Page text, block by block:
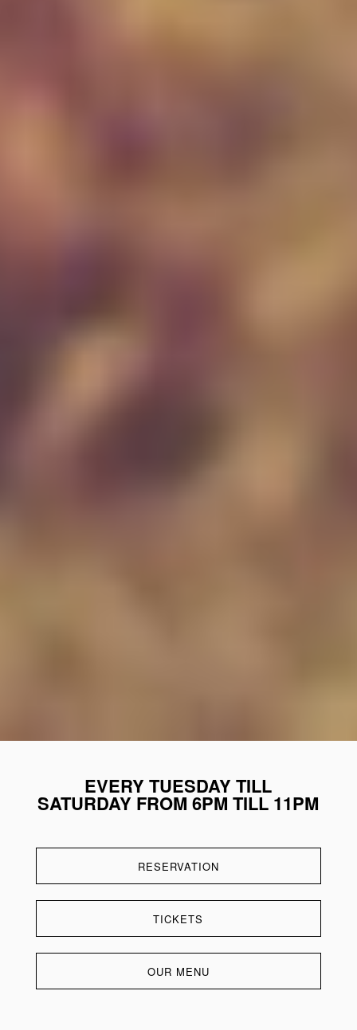
EVERY TUESDAY TILL
SATURDAY FROM 6PM TILL 11PM
RESERVATION
TICKETS
OUR MENU